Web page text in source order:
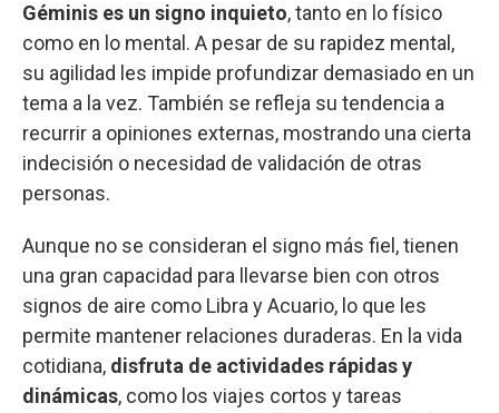
Géminis es un signo inquieto, tanto en lo físico
como en lo mental. A pesar de su rapidez mental,
su agilidad les impide profundizar demasiado en un
tema a la vez. También se refleja su tendencia a
recurrir a opiniones externas, mostrando una cierta
indecisión o necesidad de validación de otras
personas.
Aunque no se consideran el signo más fiel, tienen
una gran capacidad para llevarse bien con otros
signos de aire como Libra y Acuario, lo que les
permite mantener relaciones duraderas. En la vida
cotidiana, disfruta de actividades rápidas y
dinámicas, como los viajes cortos y tareas